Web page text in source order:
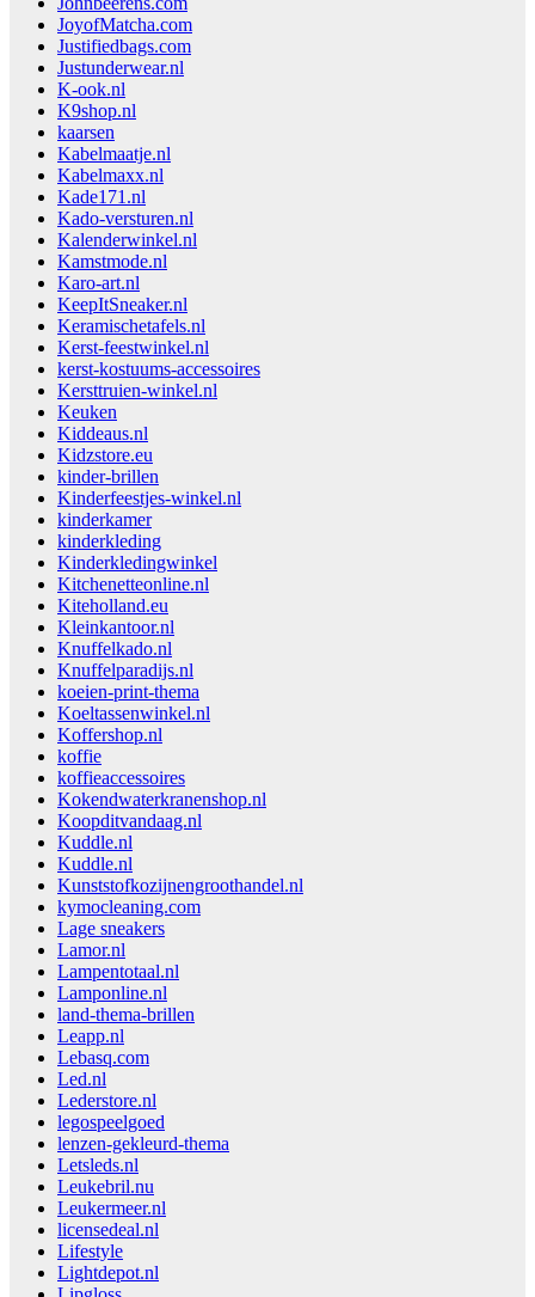
JoyofMatcha.com
Justifiedbags.com
Justunderwear.nl
K-ook.nl
K9shop.nl
kaarsen
Kabelmaatje.nl
Kabelmaxx.nl
Kade171.nl
Kado-versturen.nl
Kalenderwinkel.nl
Kamstmode.nl
Karo-art.nl
KeepItSneaker.nl
Keramischetafels.nl
Kerst-feestwinkel.nl
kerst-kostuums-accessoires
Kersttruien-winkel.nl
Keuken
Kiddeaus.nl
Kidzstore.eu
kinder-brillen
Kinderfeestjes-winkel.nl
kinderkamer
kinderkleding
Kinderkledingwinkel
Kitchenetteonline.nl
Kiteholland.eu
Kleinkantoor.nl
Knuffelkado.nl
Knuffelparadijs.nl
koeien-print-thema
Koeltassenwinkel.nl
Koffershop.nl
koffie
koffieaccessoires
Kokendwaterkranenshop.nl
Koopditvandaag.nl
Kuddle.nl
Kuddle.nl
Kunststofkozijnengroothandel.nl
kymocleaning.com
Lage sneakers
Lamor.nl
Lampentotaal.nl
Lamponline.nl
land-thema-brillen
Leapp.nl
Lebasq.com
Led.nl
Lederstore.nl
legospeelgoed
lenzen-gekleurd-thema
Letsleds.nl
Leukebril.nu
Leukermeer.nl
licensedeal.nl
Lifestyle
Lightdepot.nl